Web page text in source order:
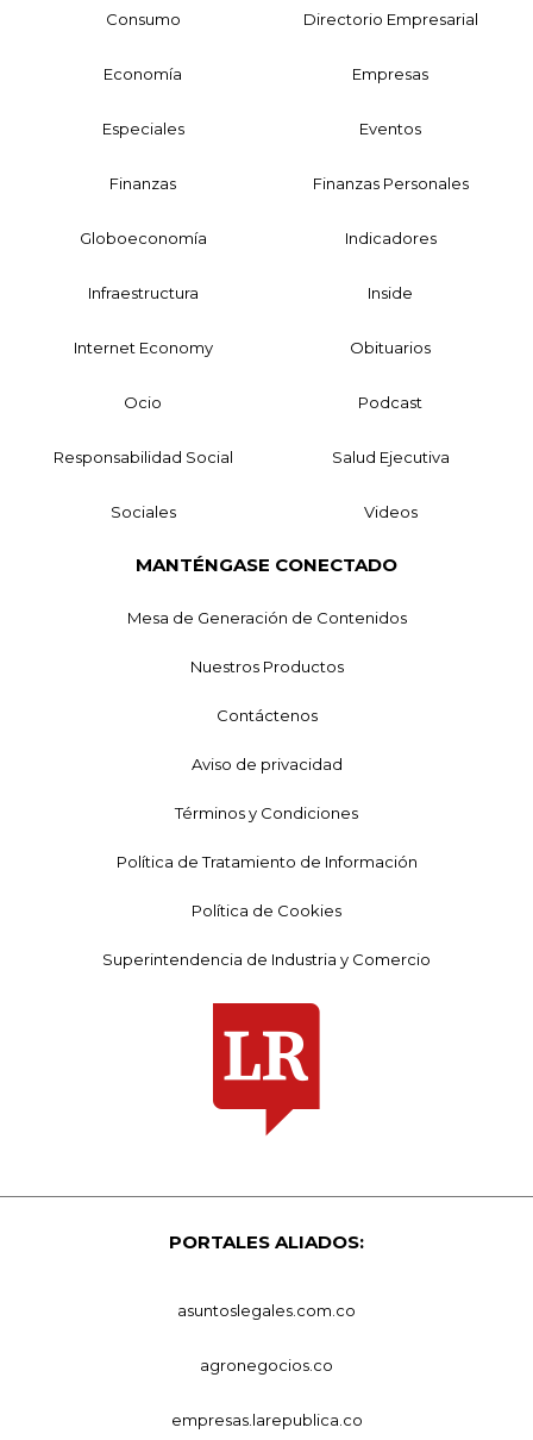
Consumo Directorio Empresarial
Economía Empresas
Especiales Eventos
Finanzas Finanzas Personales
Globoeconomía Indicadores
Infraestructura Inside
Internet Economy Obituarios
Ocio Podcast
Responsabilidad Social Salud Ejecutiva
Sociales Videos
MANTÉNGASE CONECTADO
Mesa de Generación de Contenidos
Nuestros Productos
Contáctenos
Aviso de privacidad
Términos y Condiciones
Política de Tratamiento de Información
Política de Cookies
Superintendencia de Industria y Comercio
PORTALES ALIADOS:
asuntoslegales.com.co
agronegocios.co
empresas.larepublica.co